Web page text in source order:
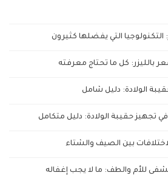
التكنولوجيا التي يفضلها كثيرون
بالليزر: كل ما تحتاج معرفته
الولادة: دليل شامل
تجهيز حقيبة الولادة: دليل متكامل
بين الصيف والشتاء
للأم والطف: ما لا يجب إغفاله